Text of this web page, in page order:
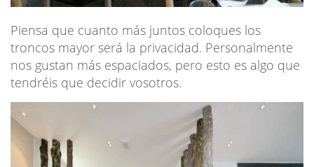
Piensa que cuanto más juntos coloques los
troncos mayor será la privacidad. Personalmente
nos gustan más espaciados, pero esto es algo que
tendréis que decidir vosotros.